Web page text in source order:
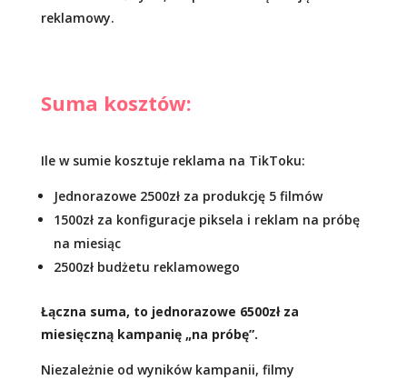
reklamowy.
Suma kosztów:
Ile w sumie kosztuje reklama na TikToku:
Jednorazowe 2500zł za produkcję 5 filmów
1500zł za konfiguracje piksela i reklam na próbę
na miesiąc
2500zł budżetu reklamowego
Łączna suma, to jednorazowe 6500zł za
miesięczną kampanię „na próbę”.
Niezależnie od wyników kampanii, filmy